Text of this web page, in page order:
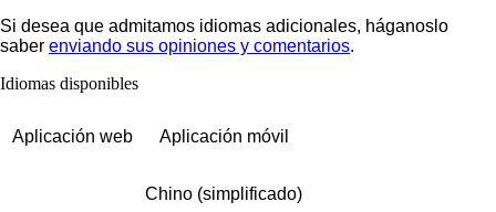
Si desea que admitamos idiomas adicionales, háganoslo
saber enviando sus opiniones y comentarios.
Idiomas disponibles
Aplicación web Aplicación móvil
Chino (simplificado)